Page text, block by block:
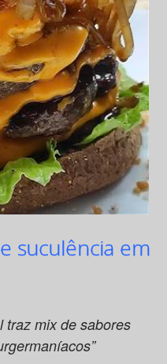
suculência em
traz mix de sabores